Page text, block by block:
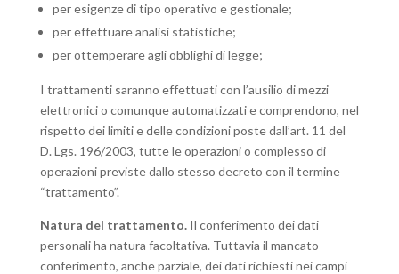
per esigenze di tipo operativo e gestionale;
per effettuare analisi statistiche;
per ottemperare agli obblighi di legge;
I trattamenti saranno effettuati con l’ausilio di mezzi
elettronici o comunque automatizzati e comprendono, nel
rispetto dei limiti e delle condizioni poste dall’art. 11 del
D. Lgs. 196/2003, tutte le operazioni o complesso di
operazioni previste dallo stesso decreto con il termine
“trattamento”.
Natura del trattamento.Il conferimento dei dati
personali ha natura facoltativa. Tuttavia il mancato
conferimento, anche parziale, dei dati richiesti nei campi